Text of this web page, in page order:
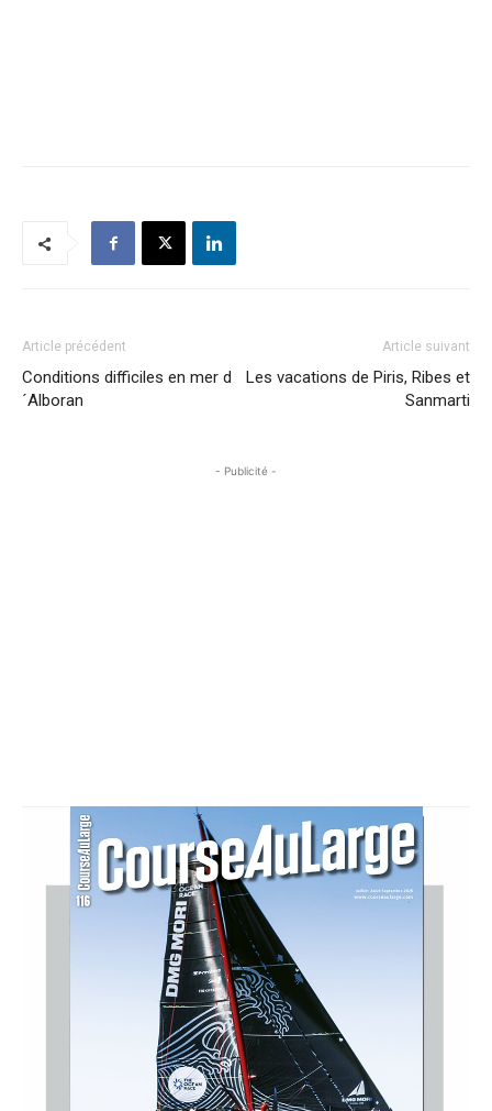
Article précédent
Conditions difficiles en mer d
´Alboran
Article suivant
Les vacations de Piris, Ribes et
Sanmarti
- Publicité -